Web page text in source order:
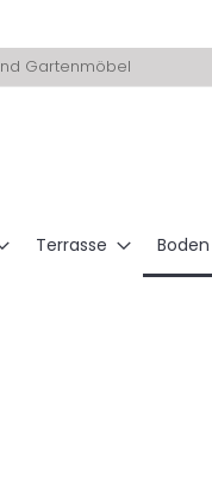
Gartenmöbel
Terrasse Boden